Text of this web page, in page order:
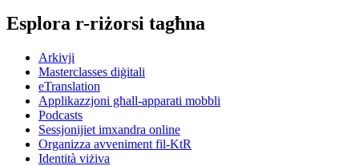
Esplora r-riżorsi tagħna
Arkivji
Masterclasses diġitali
eTranslation
Applikazzjoni għall-apparati mobbli
Podcasts
Sessjonijiet imxandra online
Organizza avveniment fil-KtR
Identità viżiva